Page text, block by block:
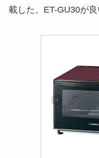
載した、ET-GU30が